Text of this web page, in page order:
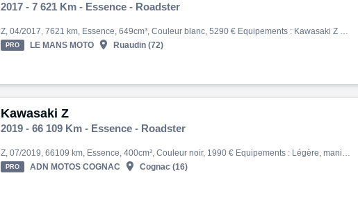
2017 - 7 621 Km - Essence - Roadster
Z, 04/2017, 7621 km, Essence, 649cm³, Couleur blanc, 5290 € Equipements : Kawasaki Z 650 blanc mise en circulation le 13/04/2017. Entretien à jour pas de frais à prévoir. Factures et doubles des clés en notre possession. Pour plus de renseignements, contacter Christophe. ABS,Ess…
PRO LE MANS MOTO  Ruaudin (72)
Kawasaki Z
2019 - 66 109 Km - Essence - Roadster
Z, 07/2019, 66109 km, Essence, 400cm³, Couleur noir, 1990 € Equipements : Légère, maniable et économique, la Z400 est idéale pour les trajets quotidiens comme pour les balades. Son bicylindre de 399 cm³ offre des performances dynamiques tout en restant accessible, notamment pour…
PRO ADN MOTOS COGNAC  Cognac (16)